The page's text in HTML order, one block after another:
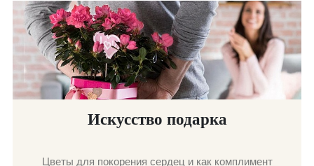
Искусство подарка
Цветы для покорения сердец и как комплимент